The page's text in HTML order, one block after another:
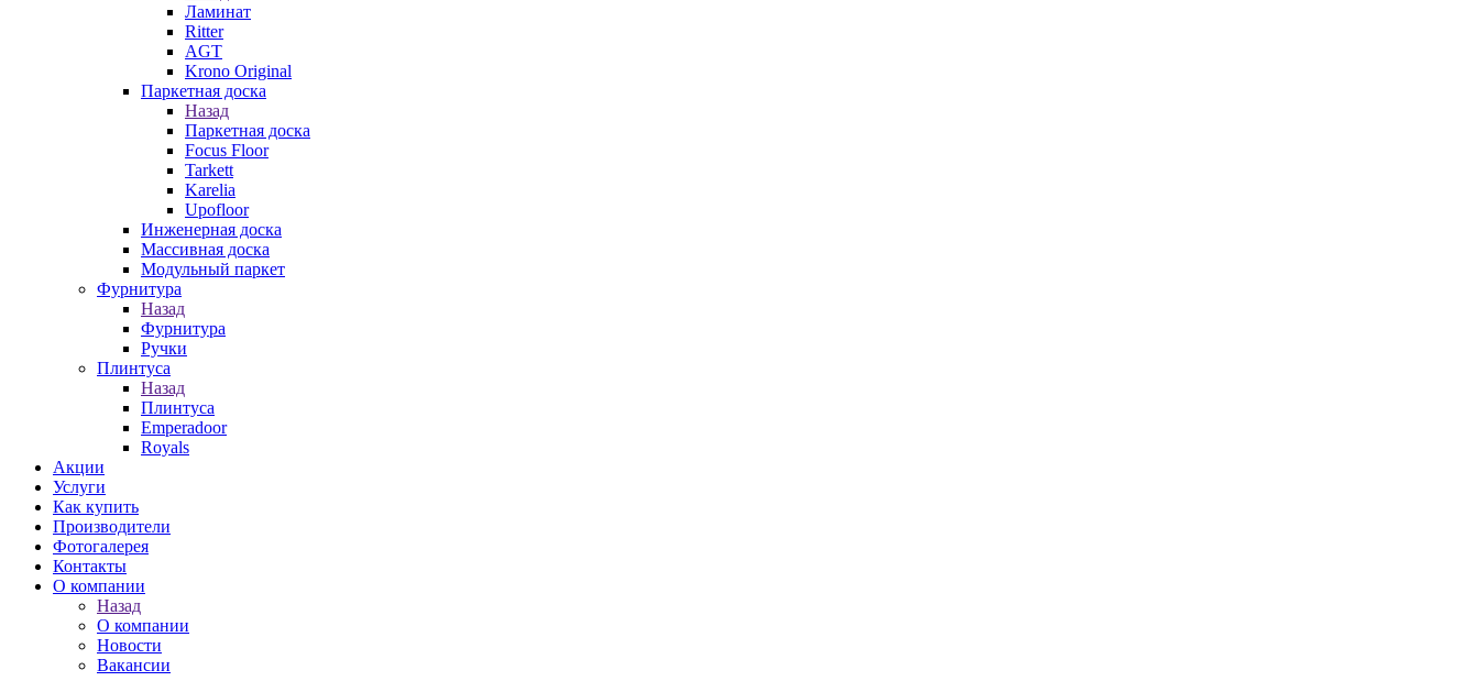
Ламинат
Ritter
AGT
Krono Original
Паркетная доска
Назад
Паркетная доска
Focus Floor
Tarkett
Karelia
Upofloor
Инженерная доска
Массивная доска
Модульный паркет
Фурнитура
Назад
Фурнитура
Ручки
Плинтуса
Назад
Плинтуса
Emperadoor
Royals
Акции
Услуги
Как купить
Производители
Фотогалерея
Контакты
О компании
Назад
О компании
Новости
Вакансии